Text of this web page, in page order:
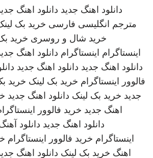
دانلود اهنگ جدید دانلود اهنگ
مترجم انگلیسی فارسی خرید بک
خرید شال و روسری خرید
اینستاگرام اینستاگرام دانلود اهنگ
دانلود اهنگ جدید دانلود اهنگ جدید
فالوور اینستاگرام خرید بک لینک خرید
جدید خرید بک لینک دانلود اهنگ جدید
اهنگ جدید خرید فالوور
دانلود اهنگ جدید دانلود
اینستاگرام خرید فالوور اینستاگرام
اهنگ خرید بک لینک دانلود اهنگ